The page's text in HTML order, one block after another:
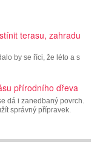
terasu, zahradu
by se říci, že léto a s
přírodního dřeva
dá i zanedbaný povrch.
správný přípravek.